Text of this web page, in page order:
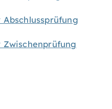
Zwischenprüfung